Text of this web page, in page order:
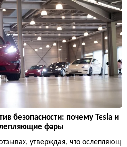
безопасности: почему Tesla и
фары
утверждая, что ослепляющ